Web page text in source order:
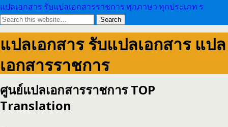
แปลเอกสาร รับแปลเอกสารราชการ ทุกภาษา ทุกประเภท ร
แปลเอกสาร รับแปลเอกสาร แปล
เอกสารราชการ
ศูนย์แปลเอกสารราชการ TOP
Translation